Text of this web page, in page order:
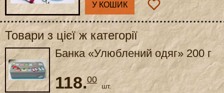
У КОШИК
Товари з цієї ж категорії
Банка «Улюблений одяг» 200 г
118.00
шт.